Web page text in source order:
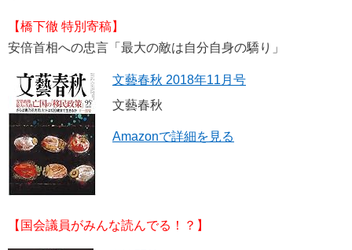
【橋下徹 特別寄稿】
安倍首相への忠言「最大の敵は自分自身の驕り」
文藝春秋 2018年11月号
文藝春秋
Amazonで詳細を見る
【国会議員がみんな読んでる！？】